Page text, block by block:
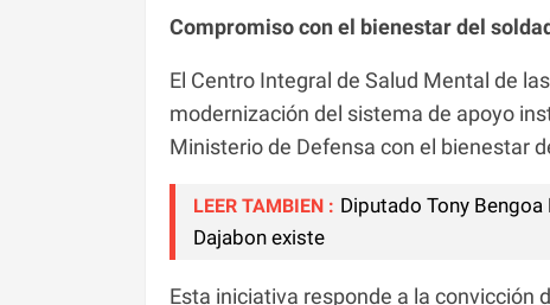
Compromiso con el bienestar del
El Centro Integral de Salud Mental de
modernización del sistema de apoyo
Ministerio de Defensa con el bienestar
LEER TAMBIEN : Diputado Tony
Dajabon existe
Esta iniciativa responde a la convicción